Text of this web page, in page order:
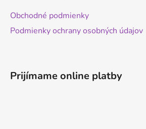
Obchodné podmienky
Podmienky ochrany osobných údajov
Prijímame online platby